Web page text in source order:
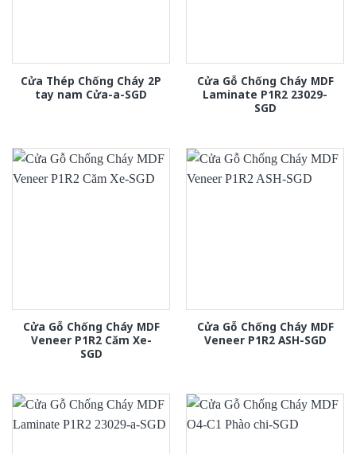
Cửa Thép Chống Cháy 2P
tay nam Cửa-a-SGD
Cửa Gỗ Chống Cháy MDF
Laminate P1R2 23029-
SGD
Cửa Gỗ Chống Cháy MDF
Veneer P1R2 Căm Xe-
SGD
Cửa Gỗ Chống Cháy MDF
Veneer P1R2 ASH-SGD